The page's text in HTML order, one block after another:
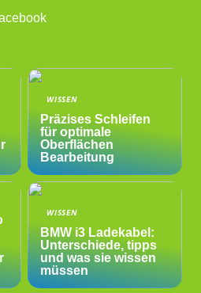
WISSEN
Präzises Schleifen
für optimale
Oberflächen
Bearbeitung
WISSEN
BMW i3 Ladekabel:
Unterschiede, tipps
und was sie wissen
müssen